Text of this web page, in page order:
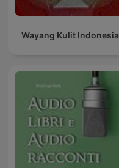
Wayang Kulit Indonesia